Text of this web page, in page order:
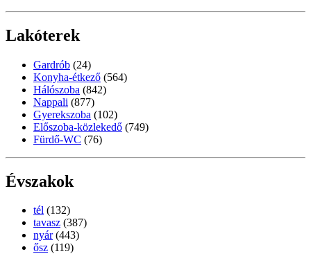
Lakóterek
Gardrób (24)
Konyha-étkező (564)
Hálószoba (842)
Nappali (877)
Gyerekszoba (102)
Előszoba-közlekedő (749)
Fürdő-WC (76)
Évszakok
tél (132)
tavasz (387)
nyár (443)
ősz (119)